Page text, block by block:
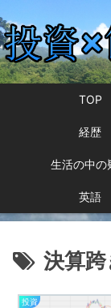
TOP
経歴
生活の中の
英語
決算跨
投資